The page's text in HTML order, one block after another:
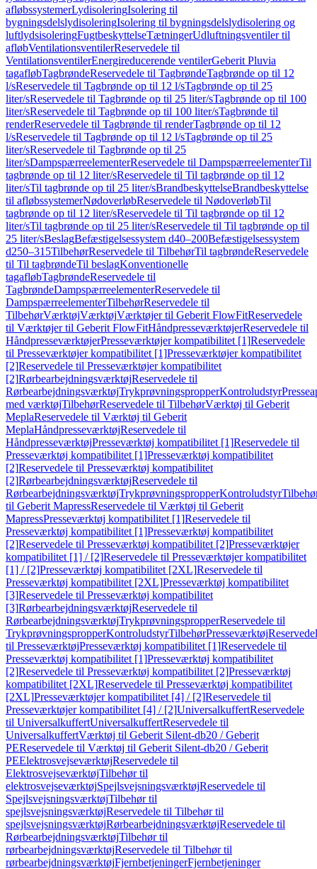
afløbssystemerLydisoleringIsolering til
bygningsdelslydisoleringIsolering til bygningsdelslydisolering og
luftlydsisoleringFugtbeskyttelseTætningerUdluftningsventiler til
afløbVentilationsventilerReservedele til
VentilationsventilerEnergireducerende ventilerGeberit Pluvia
tagafløbTagbrøndeReservedele til TagbrøndeTagbrønde op til 12
l/sReservedele til Tagbrønde op til 12 l/sTagbrønde op til 25
liter/sReservedele til Tagbrønde op til 25 liter/sTagbrønde op til 100
liter/sReservedele til Tagbrønde op til 100 liter/sTagbrønde til
renderReservedele til Tagbrønde til renderTagbrønde op til 12
l/sReservedele til Tagbrønde op til 12 l/sTagbrønde op til 25
liter/sReservedele til Tagbrønde op til 25
liter/sDampspærreelementerReservedele til DampspærreelementerTil
tagbrønde op til 12 liter/sReservedele til Til tagbrønde op til 12
liter/sTil tagbrønde op til 25 liter/sBrandbeskyttelseBrandbeskyttelse
til afløbssystemerNødoverløbReservedele til NødoverløbTil
tagbrønde op til 12 liter/sReservedele til Til tagbrønde op til 12
liter/sTil tagbrønde op til 25 liter/sReservedele til Til tagbrønde op til
25 liter/sBeslagBefæstigelsessystem d40–200Befæstigelsessystem
d250–315TilbehørReservedele til TilbehørTil tagbrøndeReservedele
til Til tagbrøndeTil beslagKonventionelle
tagafløbTagbrøndeReservedele til
TagbrøndeDampspærreelementerReservedele til
DampspærreelementerTilbehørReservedele til
TilbehørVærktøjVærktøjVærktøjer til Geberit FlowFitReservedele
til Værktøjer til Geberit FlowFitHåndpresseværktøjerReservedele til
HåndpresseværktøjerPresseværktøjer kompatibilitet [1]Reservedele
til Presseværktøjer kompatibilitet [1]Presseværktøjer kompatibilitet
[2]Reservedele til Presseværktøjer kompatibilitet
[2]RørbearbejdningsværktøjReservedele til
RørbearbejdningsværktøjTrykprøvningspropperKontroludstyr
med værktøjTilbehørReservedele til TilbehørVærktøj til Geberit
MeplaReservedele til Værktøj til Geberit
MeplaHåndpresseværktøjReservedele til
HåndpresseværktøjPresseværktøj kompatibilitet [1]Reservedele til
Presseværktøj kompatibilitet [1]Presseværktøj kompatibilitet
[2]Reservedele til Presseværktøj kompatibilitet
[2]RørbearbejdningsværktøjReservedele til
RørbearbejdningsværktøjTrykprøvningspropperKontroludstyr
til Geberit MapressReservedele til Værktøj til Geberit
MapressPresseværktøj kompatibilitet [1]Reservedele til
Presseværktøj kompatibilitet [1]Presseværktøj kompatibilitet
[2]Reservedele til Presseværktøj kompatibilitet [2]Presseværktøjer
kompatibilitet [1] / [2]Reservedele til Presseværktøjer kompatibilitet
[1] / [2]Presseværktøj kompatibilitet [2XL]Reservedele til
Presseværktøj kompatibilitet [2XL]Presseværktøj kompatibilitet
[3]Reservedele til Presseværktøj kompatibilitet
[3]RørbearbejdningsværktøjReservedele til
RørbearbejdningsværktøjTrykprøvningspropperReservedele til
TrykprøvningspropperKontroludstyrTilbehørPresseværktøj
til PresseværktøjPresseværktøj kompatibilitet [1]Reservedele til
Presseværktøj kompatibilitet [1]Presseværktøj kompatibilitet
[2]Reservedele til Presseværktøj kompatibilitet [2]Presseværktøj
kompatibilitet [2XL]Reservedele til Presseværktøj kompatibilitet
[2XL]Presseværktøjer kompatibilitet [4] / [2]Reservedele til
Presseværktøjer kompatibilitet [4] / [2]UniversalkuffertReservedele
til UniversalkuffertUniversalkuffertReservedele til
UniversalkuffertVærktøj til Geberit Silent-db20 / Geberit
PEReservedele til Værktøj til Geberit Silent-db20 / Geberit
PEElektrosvejseværktøjReservedele til
ElektrosvejseværktøjTilbehør til
elektrosvejseværktøjSpejlsvejsningsværktøjReservedele til
SpejlsvejsningsværktøjTilbehør til
spejlsvejsningsværktøjReservedele til Tilbehør til
spejlsvejsningsværktøjRørbearbejdningsværktøjReservedele til
RørbearbejdningsværktøjTilbehør til
rørbearbejdningsværktøjReservedele til Tilbehør til
rørbearbejdningsværktøjFjernbetjeningerFjernbetjeninger